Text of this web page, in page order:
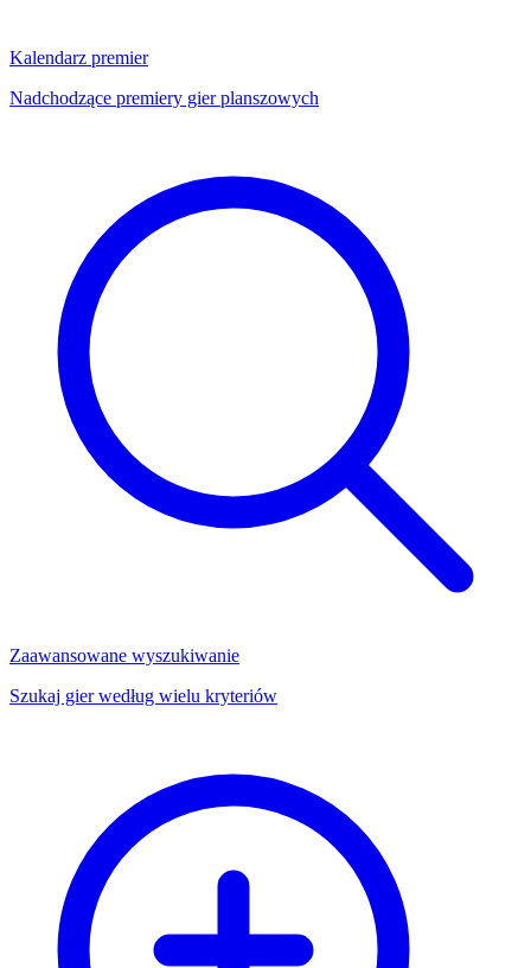
Kalendarz premier
Nadchodzące premiery gier planszowych
Zaawansowane wyszukiwanie
Szukaj gier według wielu kryteriów